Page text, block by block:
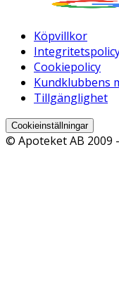
Köpvillkor
Cookiepolicy
Kundklubbens
Tillgänglighet
Cookieinställningar
© Apoteket AB 2009 -